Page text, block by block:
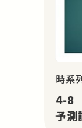
時系
4-8
予測